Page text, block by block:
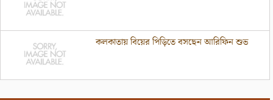
কলকাতায় বিয়ের পিড়িতে বসছেন আরিফিন শুভ